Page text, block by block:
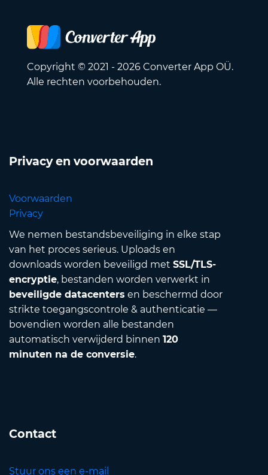
Copyright © 2021 - 2026 Converter App OÜ.
Alle rechten voorbehouden.
Privacy en voorwaarden
Voorwaarden
Privacy
We nemen bestandsbeveiliging in elke stap
van het proces serieus. Uploads en
downloads worden beveiligd met SSL/TLS-
encryptie, bestanden worden verwerkt in
beveiligde datacenters en beschermd door
strikte toegangscontrole & authenticatie —
bovendien worden alle bestanden
automatisch verwijderd binnen 120
minuten na de conversie.
Contact
Stuur ons een e-mail